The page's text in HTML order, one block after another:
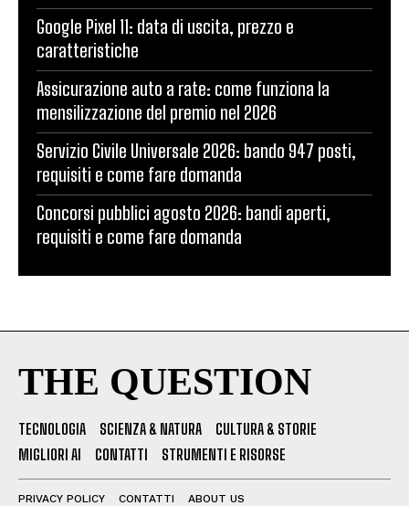
Google Pixel 11: data di uscita, prezzo e
caratteristiche
Assicurazione auto a rate: come funziona la
mensilizzazione del premio nel 2026
Servizio Civile Universale 2026: bando 947 posti,
requisiti e come fare domanda
Concorsi pubblici agosto 2026: bandi aperti,
requisiti e come fare domanda
THE QUESTION
TECNOLOGIA SCIENZA & NATURA
CULTURA & STORIE
MIGLIORI AI
CONTATTI STRUMENTI E RISORSE
PRIVACY POLICY CONTATTI ABOUT US